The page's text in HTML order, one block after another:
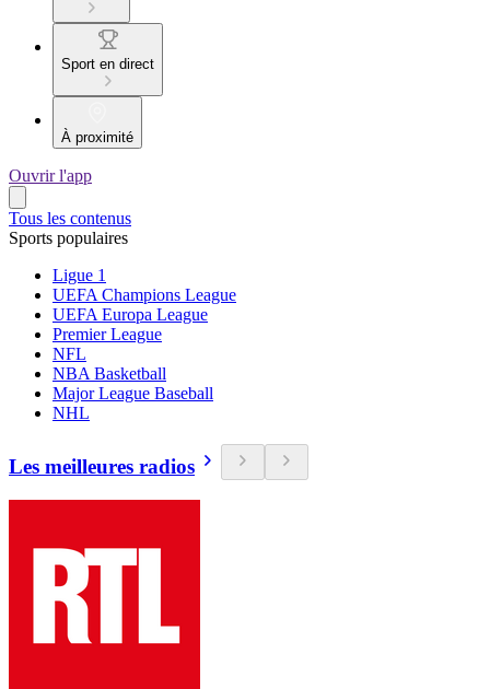
Sport en direct
À proximité
Ouvrir l'app
Tous les contenus
Sports populaires
Ligue 1
UEFA Champions League
UEFA Europa League
Premier League
NFL
NBA Basketball
Major League Baseball
NHL
Les meilleures radios